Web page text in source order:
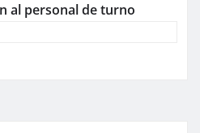
al personal de turno